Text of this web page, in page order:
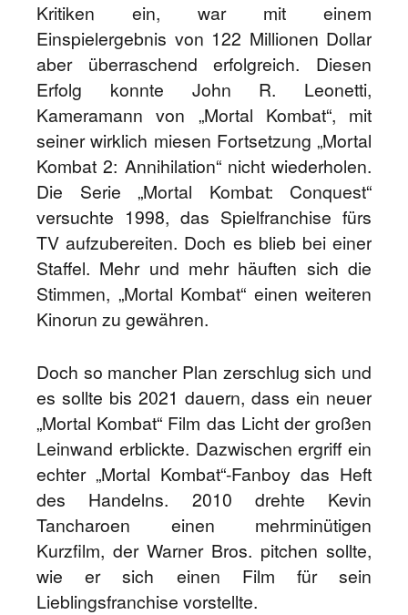
Kritiken ein, war mit einem
Einspielergebnis von 122 Millionen Dollar
aber überraschend erfolgreich. Diesen
Erfolg konnte John R. Leonetti,
Kameramann von „Mortal Kombat“, mit
seiner wirklich miesen Fortsetzung „Mortal
Kombat 2: Annihilation“ nicht wiederholen.
Die Serie „Mortal Kombat: Conquest“
versuchte 1998, das Spielfranchise fürs
TV aufzubereiten. Doch es blieb bei einer
Staffel. Mehr und mehr häuften sich die
Stimmen, „Mortal Kombat“ einen weiteren
Kinorun zu gewähren.
Doch so mancher Plan zerschlug sich und
es sollte bis 2021 dauern, dass ein neuer
„Mortal Kombat“ Film das Licht der großen
Leinwand erblickte. Dazwischen ergriff ein
echter „Mortal Kombat“-Fanboy das Heft
des Handelns. 2010 drehte Kevin
Tancharoen einen mehrminütigen
Kurzfilm, der Warner Bros. pitchen sollte,
wie er sich einen Film für sein
Lieblingsfranchise vorstellte.